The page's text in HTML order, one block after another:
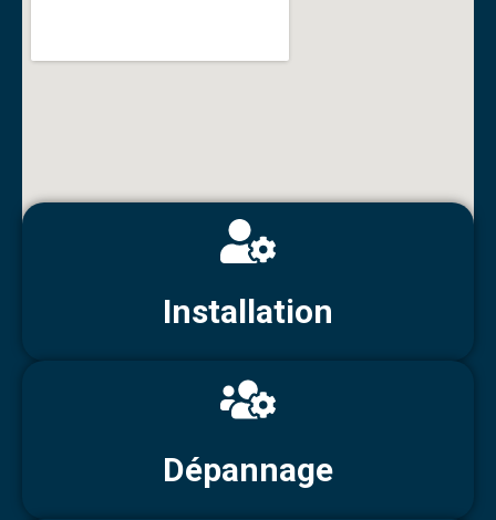
Installation
Dépannage